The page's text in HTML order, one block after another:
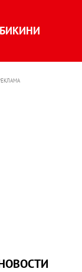
БИКИНИ